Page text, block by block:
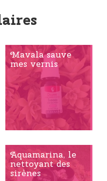
Mavala sauve
mes vernis
Aquamarina, le
nettoyant des
sirènes